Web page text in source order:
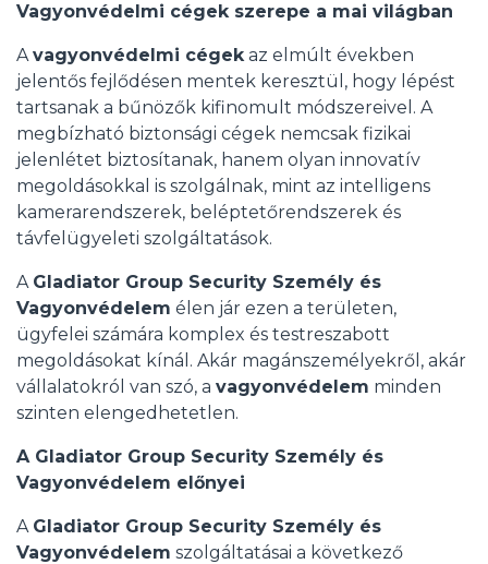
Vagyonvédelmi cégek szerepe a mai világban
Avagyonvédelmi cégekaz elmúlt években
jelentős fejlődésen mentek keresztül, hogy lépést
tartsanak a bűnözők kifinomult módszereivel. A
megbízható biztonsági cégek nemcsak fizikai
jelenlétet biztosítanak, hanem olyan innovatív
megoldásokkal is szolgálnak, mint az intelligens
kamerarendszerek, beléptetőrendszerek és
távfelügyeleti szolgáltatások.
A Gladiator Group Security Személy és
Vagyonvédelem élen jár ezen a területen,
ügyfelei számára komplex és testreszabott
megoldásokat kínál. Akár magánszemélyekről, akár
vállalatokról van szó, a vagyonvédelem minden
szinten elengedhetetlen.
A Gladiator Group Security Személy és
Vagyonvédelem előnyei
A Gladiator Group Security Személy és
Vagyonvédelem szolgáltatásai a következő